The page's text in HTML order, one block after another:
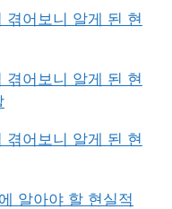
겪어보니 알게 된 현
겪어보니 알게 된 현
겪어보니 알게 된 현
알아야 할 현실적